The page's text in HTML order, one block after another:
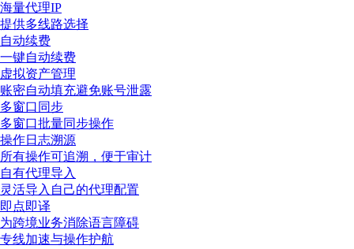
海量代理IP
提供多线路选择
自动续费
一键自动续费
虚拟资产管理
账密自动填充避免账号泄露
多窗口同步
多窗口批量同步操作
操作日志溯源
所有操作可追溯，便于审计
自有代理导入
灵活导入自己的代理配置
即点即译
为跨境业务消除语言障碍
专线加速与操作护航